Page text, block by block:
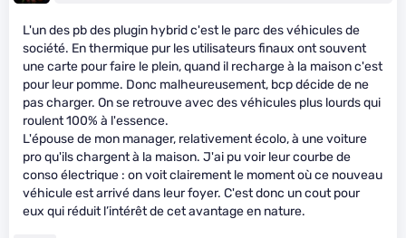
L'un des pb des plugin hybrid c'est le parc des véhicules de
société. En thermique pur les utilisateurs finaux ont souvent
une carte pour faire le plein, quand il recharge à la maison c'est
pour leur pomme. Donc malheureusement, bcp décide de ne
pas charger. On se retrouve avec des véhicules plus lourds qui
roulent 100% à l'essence.
L'épouse de mon manager, relativement écolo, à une voiture
pro qu'ils chargent à la maison. J'ai pu voir leur courbe de
conso électrique : on voit clairement le moment où ce nouveau
véhicule est arrivé dans leur foyer. C'est donc un cout pour
eux qui réduit l’intérêt de cet avantage en nature.